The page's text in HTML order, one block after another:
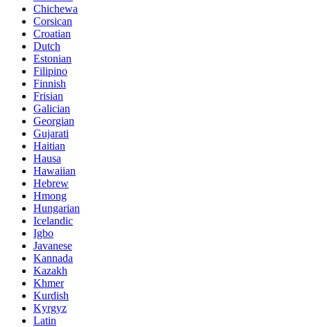
Chichewa
Corsican
Croatian
Dutch
Estonian
Filipino
Finnish
Frisian
Galician
Georgian
Gujarati
Haitian
Hausa
Hawaiian
Hebrew
Hmong
Hungarian
Icelandic
Igbo
Javanese
Kannada
Kazakh
Khmer
Kurdish
Kyrgyz
Latin